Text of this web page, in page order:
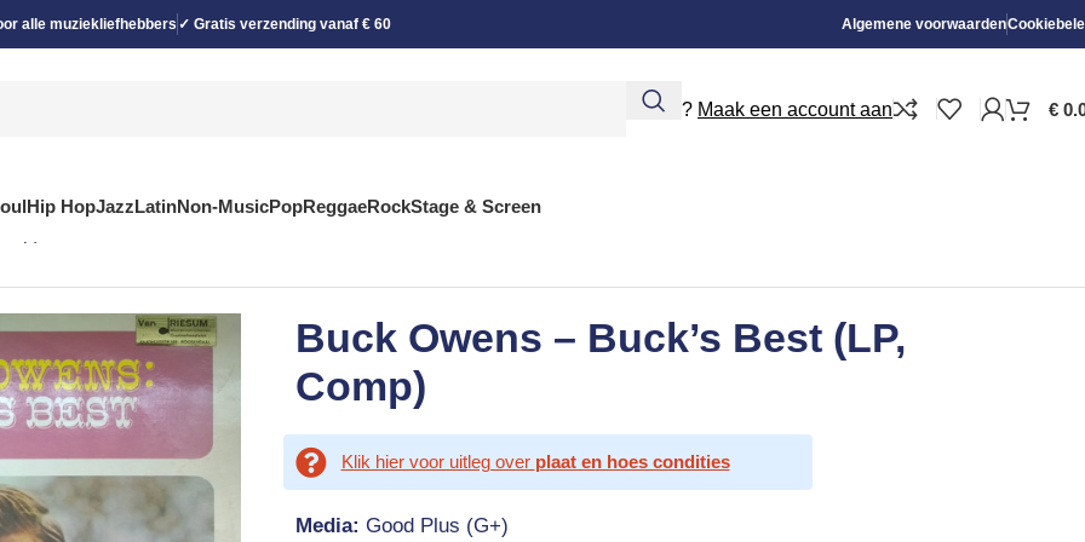
alle muziekliefhebbers ✓ Gratis verzending vanaf € 60 Algemene voorwaarden
Nieuw? Maak een account aan €
Hip HopJazzLatinNon-MusicPopReggaeRockStage & Screen
Buck Owens – Buck’s Best (LP,
Comp)
Klik hier voor uitleg over plaat en hoes condities
Media: Good Plus (G+)